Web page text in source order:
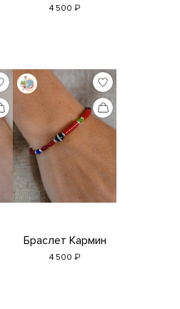
4 500 ₽
Браслет Кармин
4 500 ₽